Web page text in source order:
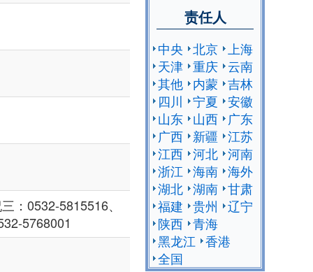
：0532-5815516、
5768001
责任人
中央 北京
上海
天津 重庆 云南
其他 内蒙 吉林
四川
宁夏 安徽
山东 山西
广东
广西 新疆 江苏
江西 河北 河南
浙江 海南 海外
湖北 湖南 甘肃
福建 贵州
辽宁
陕西 青海
黑龙江 香港
全国